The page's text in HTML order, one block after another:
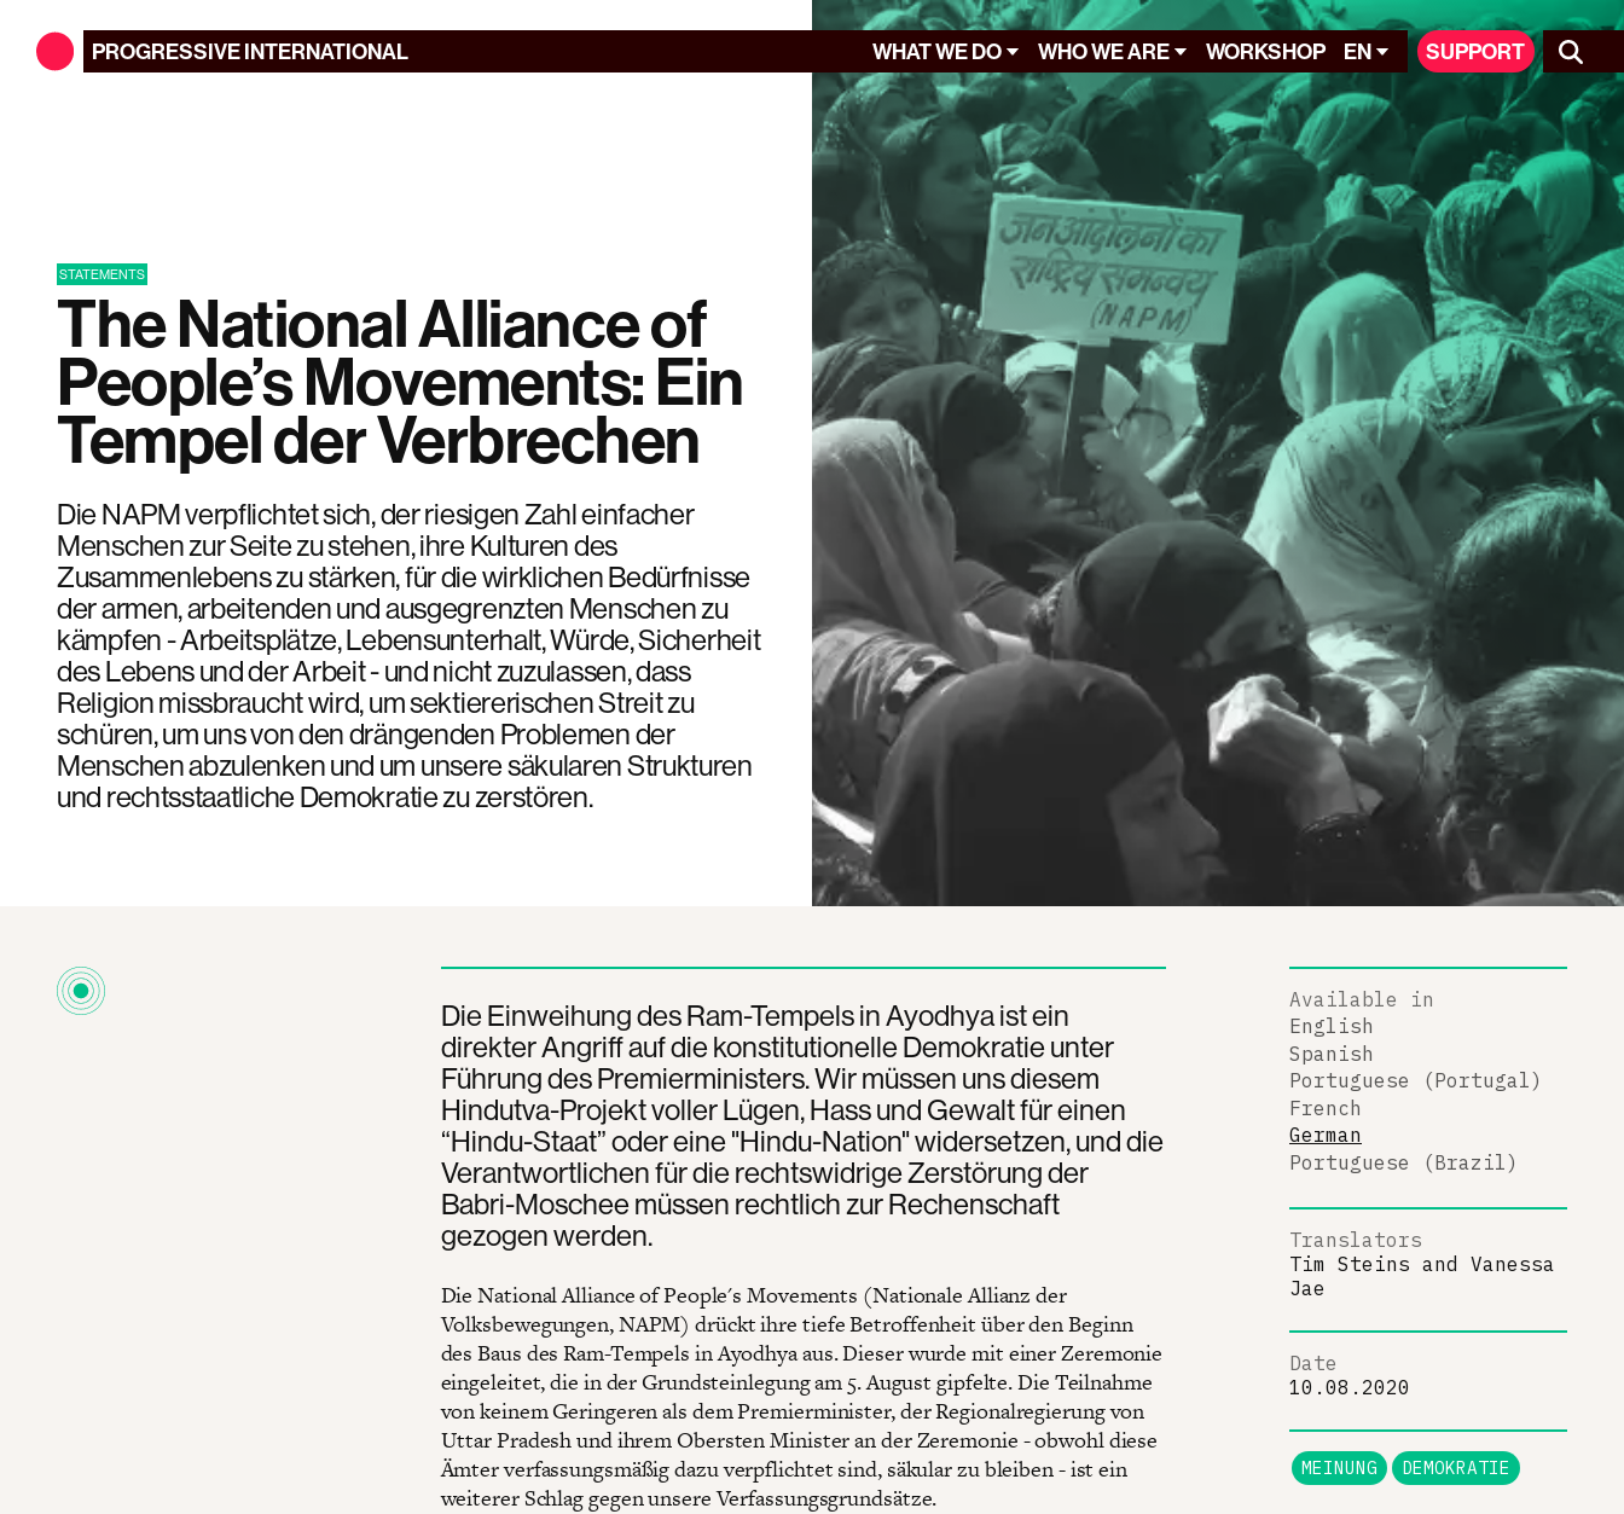
PROGRESSIVEINTERNATIONAL WHAT WE DO WHO WE ARE WORKSHOP EN SUPPORT
STATEMENTS
The National Alliance of
People’s Movements: Ein
Tempel der Verbrechen
Die NAPM verpflichtet sich, der riesigen Zahl einfacher
Menschen zur Seite zu stehen, ihre Kulturen des
Zusammenlebens zu stärken, für die wirklichen Bedürfnisse
der armen, arbeitenden und ausgegrenzten Menschen zu
kämpfen - Arbeitsplätze, Lebensunterhalt, Würde, Sicherheit
des Lebens und der Arbeit - und nicht zuzulassen, dass
Religion missbraucht wird, um sektiererischen Streit zu
schüren, um uns von den drängenden Problemen der
Menschen abzulenken und um unsere säkularen Strukturen
und rechtsstaatliche Demokratie zu zerstören.
Die Einweihung des Ram-Tempels in Ayodhya ist ein
direkter Angriff auf die konstitutionelle Demokratie unter
Führung des Premierministers. Wir müssen uns diesem
Hindutva-Projekt voller Lügen, Hass und Gewalt für einen
“Hindu-Staat” oder eine "Hindu-Nation" widersetzen, und die
Verantwortlichen für die rechtswidrige Zerstörung der
Babri-Moschee müssen rechtlich zur Rechenschaft
gezogen werden.
Die National Alliance of People's Movements (Nationale Allianz der
Volksbewegungen, NAPM) drückt ihre tiefe Betroffenheit über den Beginn
des Baus des Ram-Tempels in Ayodhya aus. Dieser wurde mit einer Zeremonie
eingeleitet, die in der Grundsteinlegung am 5. August gipfelte. Die Teilnahme
von keinem Geringeren als dem Premierminister, der Regionalregierung von
Uttar Pradesh und ihrem Obersten Minister an der Zeremonie - obwohl diese
Ämter verfassungsmäßig dazu verpflichtet sind, säkular zu bleiben - ist ein
weiterer Schlag gegen unsere Verfassungsgrundsätze.
Available in
English
Spanish
Portuguese (Portugal)
French
German
Portuguese (Brazil)
Translators
Tim Steins and Vanessa
Jae
Date
10.08.2020
MEINUNG DEMOKRATIE